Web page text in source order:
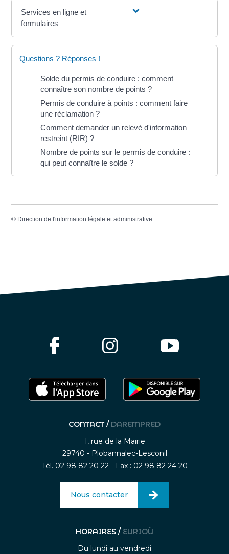
Services en ligne et
formulaires
Questions ? Réponses !
Solde du permis de conduire : comment
connaître son nombre de points ?
Permis de conduire à points : comment faire
une réclamation ?
Comment demander un relevé d'information
restreint (RIR) ?
Nombre de points sur le permis de conduire :
qui peut connaître le solde ?
© Direction de l'information légale et administrative
CONTACT / DAREMPRED
1, rue de la Mairie
29740 - Plobannalec-Lesconil
Tél. 02 98 82 20 22 - Fax : 02 98 82 24 20
Nous contacter
HORAIRES / EURIOÙ
Du lundi au vendredi